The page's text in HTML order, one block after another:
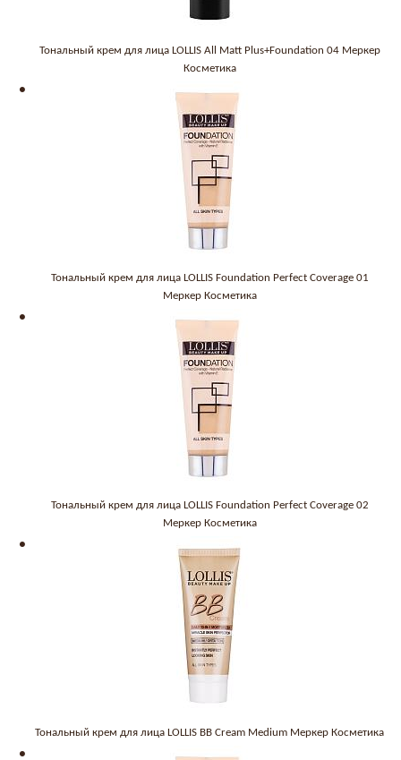
Тональный крем для лица LOLLIS All Matt Plus+Foundation 04 Меркер
Косметика
Тональный крем для лица LOLLIS Foundation Perfect Coverage 01
Меркер Косметика
Тональный крем для лица LOLLIS Foundation Perfect Coverage 02
Меркер Косметика
Тональный крем для лица LOLLIS BB Cream Medium Меркер Косметика